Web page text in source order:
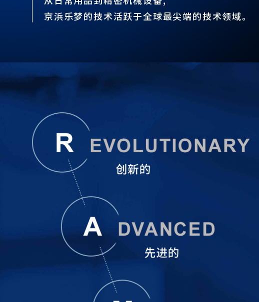
京浜乐梦的技术活跃于全球最尖端的技术领域。